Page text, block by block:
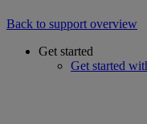
Back to support overview
Get started
Get started